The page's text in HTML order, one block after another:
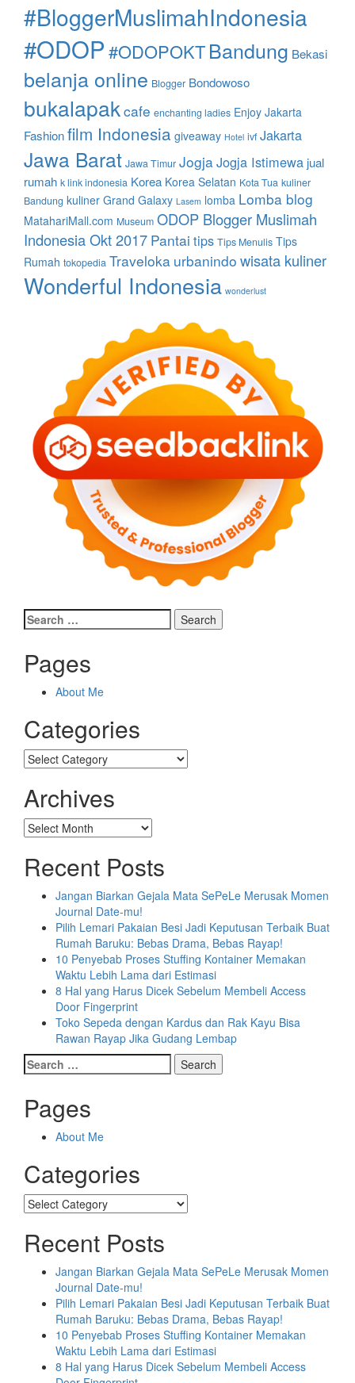
#BloggerMuslimahIndonesia
#ODOP#ODOPOKTBandung Bekasi
belanja online Blogger Bondowoso
bukalapakcafe enchanting ladies Enjoy Jakarta
Fashionfilm Indonesia giveaway Hotel ivf Jakarta
Jawa Barat Jawa Timur JogjaJogja Istimewa jual
rumah k link indonesia Korea Korea Selatan Kota Tua kuliner
Bandung kuliner Grand Galaxy Lasem lomba Lomba blog
MatahariMall.com Museum ODOP Blogger Muslimah
Indonesia Okt 2017 Pantai tips Tips Menulis Tips
Rumah tokopedia Traveloka urbanindo wisata kuliner
Wonderful Indonesia wonderlust
Search
for:
Pages
About Me
Categories
Categories
Archives
Archives
Recent Posts
Jangan Biarkan Gejala Mata SePeLe Merusak Momen
Journal Date-mu!
Pilih Lemari Pakaian Besi Jadi Keputusan Terbaik Buat
Rumah Baruku: Bebas Drama, Bebas Rayap!
10 Penyebab Proses Stuffing Kontainer Memakan
Waktu Lebih Lama dari Estimasi
8 Hal yang Harus Dicek Sebelum Membeli Access
Door Fingerprint
Toko Sepeda dengan Kardus dan Rak Kayu Bisa
Rawan Rayap Jika Gudang Lembap
Search
for:
Pages
About Me
Categories
Categories
Recent Posts
Jangan Biarkan Gejala Mata SePeLe Merusak Momen
Journal Date-mu!
Pilih Lemari Pakaian Besi Jadi Keputusan Terbaik Buat
Rumah Baruku: Bebas Drama, Bebas Rayap!
10 Penyebab Proses Stuffing Kontainer Memakan
Waktu Lebih Lama dari Estimasi
8 Hal yang Harus Dicek Sebelum Membeli Access